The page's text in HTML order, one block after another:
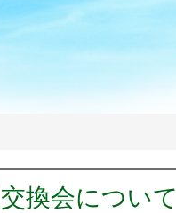
換会について